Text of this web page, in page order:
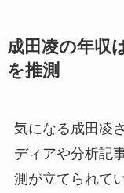
成田凌の年収
を推測
気になる成田凌
ディアや分析記
測が立てられて